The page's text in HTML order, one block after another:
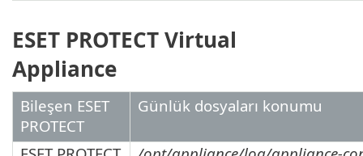
ESET PROTECT Virtual
Appliance
Bileşen ESET
PROTECT
Günlük dosyaları konumu